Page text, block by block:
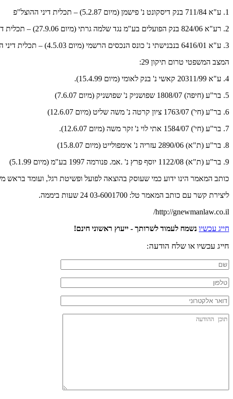
1. ע"א 711/84 בנק דיסקונט נ' פישמן (מיום 5.2.87) – תכלית דיני ההוצל"פ
2. רע"א 824/06 בנק הפועלים בע"מ נגד שלמה גרתי (מיום 27.9.06) – תכלית דיני ההוצל"פ
3. ע"א 6416/01 בנבנישתי נ' כונס הנכסים הרשמי (מיום 4.5.03) – תכלית דיני הפש"ר
המצב המשפטי טרום תיקון 29:
4. ע"א 20311/99 קאשי נ' בנק לאומי (מיום 15.4.99).
5. בר"ע (חיפה) 1808/07 שפושניק נ' שפושניק (מיום 7.6.07)
6. בר"ע (חי') 1763/07 ציון קרטה נ' משה שליט (מיום 12.6.07)
7. בר"ע (חי') 1584/07 אתי לוי נ' זקר משה (מיום 12.6.07).
8. בר"ע (ת"א) 2890/06 עזריה נ' אימפולייט (מיום 15.8.07)
9. בר"ע (ת"א) 1122/08 יוסף פרץ נ' .אמ. פנורמה 1997 בע"מ (מיום 5.1.99)
כותב המאמר הינו ידוע כמי שעוסק בהוצאה לפועל ופשיטת רגל, ועומד בראש
ליצירת קשר עם כותב המאמר טל: 03-6001700 24 שעות ביממה.
http://gnewmanlaw.co.il/
חייג עכשיו נשמח לעמוד לשרותך - ייעוץ ראשוני חינם!
חייג עכשיו או שלח הודעה: